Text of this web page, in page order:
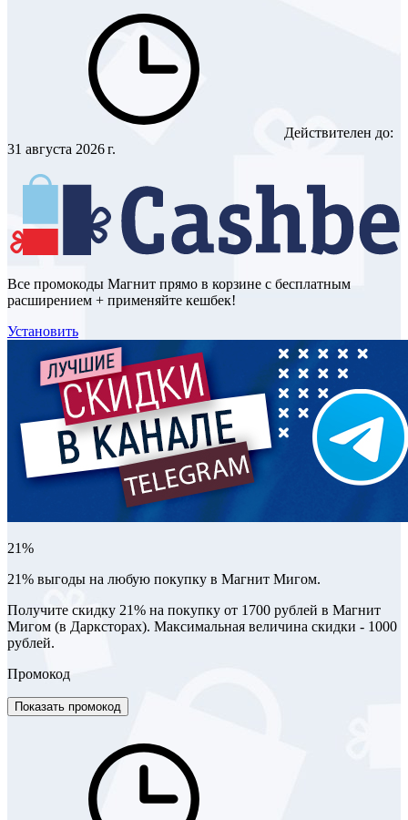
Действителен до:
31 августа 2026 г.
Все промокоды Магнит прямо в корзине с бесплатным
расширением + применяйте кешбек!
Установить
21%
21% выгоды на любую покупку в Магнит Мигом.
Получите скидку 21% на покупку от 1700 рублей в Магнит
Мигом (в Дарксторах). Максимальная величина скидки - 1000
рублей.
Промокод
Показать промокод